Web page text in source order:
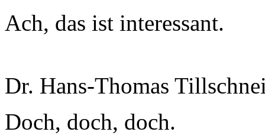
Ach, das ist interessant.
Dr. Hans-Thomas
Doch, doch, doch.